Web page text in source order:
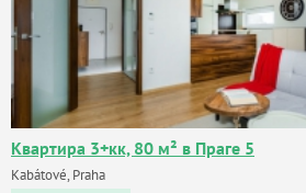
Квартира 3+кк, 80 м² в Праге 5
Kabátové, Praha